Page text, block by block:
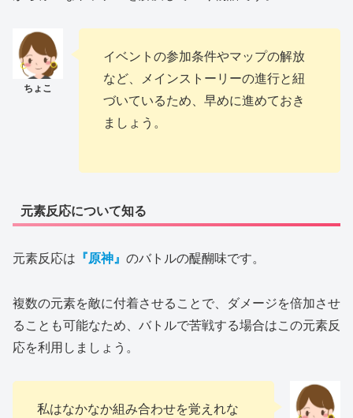
イベントの参加条件やマップの解放
など、メインストーリーの進行と紐
づいているため、早めに進めておき
ましょう。
元素反応について知る
元素反応は 『原神』 のバトルの醍醐味です。
複数の元素を敵に付着させることで、ダメージを倍加させ
ることも可能なため、バトルで苦戦する場合はこの元素反
応を利用しましょう。
私はなかなか組み合わせを覚えれな